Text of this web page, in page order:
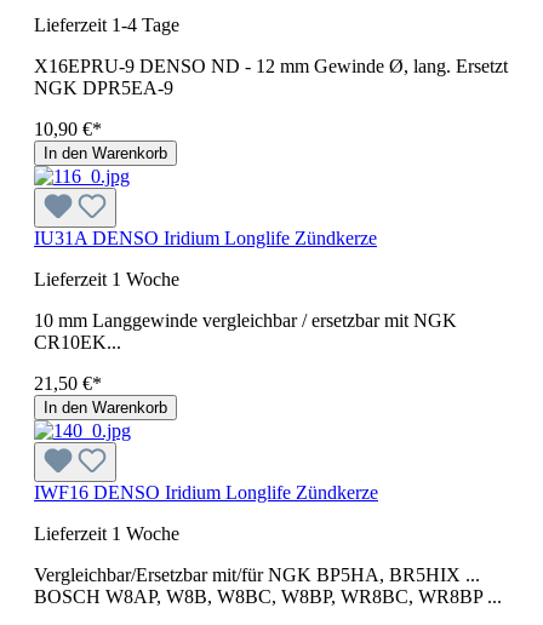
Lieferzeit 1-4 Tage
X16EPRU-9 DENSO ND - 12 mm Gewinde Ø, lang. Ersetzt
NGK DPR5EA-9
10,90 €*
In den Warenkorb
IU31A DENSO Iridium Longlife Zündkerze
Lieferzeit 1 Woche
10 mm Langgewinde vergleichbar / ersetzbar mit NGK
CR10EK...
21,50 €*
In den Warenkorb
IWF16 DENSO Iridium Longlife Zündkerze
Lieferzeit 1 Woche
Vergleichbar/Ersetzbar mit/für NGK BP5HA, BR5HIX ...
BOSCH W8AP, W8B, W8BC, W8BP, WR8BC, WR8BP ...